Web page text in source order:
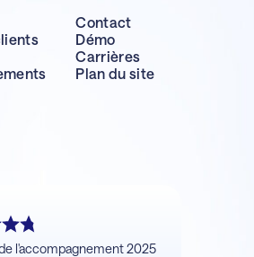
Contact
Démo
Carrières
Plan du site
l'accompagnement 2025